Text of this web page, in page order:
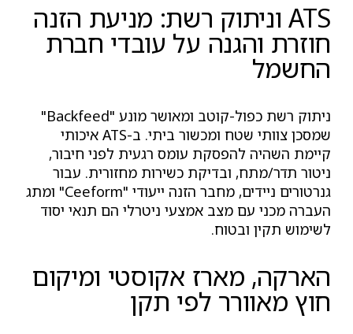
ATS וניתוק רשת: מניעת הזנה
חוזרת והגנה על עובדי חברת
החשמל
ניתוק רשת כפול-קוטב ומאושר מונע "Backfeed"
שמסכן צוותי שטח ומכשור ביתי. ב-ATS איכותי
קיימת השהיה להפסקת עומס רגעית לפני חיבור,
ניטור תדר/מתח, ובדיקת כשירות מחזורית. עבור
גנרטורים ניידים, מחבר הזנה ייעודי "Ceeform" ומתג
העברה מכני עם מצב אמצעי ניטרלי הם תנאי יסוד
לשימוש תקין ובטוח.
הארקה, מארז אקוסטי ומיקום
חוץ מאוורר לפי תקן